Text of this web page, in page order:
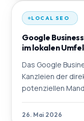
LOCAL SEO
Google
im lokalen
Das Google
Kanzleien der
potenziellen
26. Mai 2026